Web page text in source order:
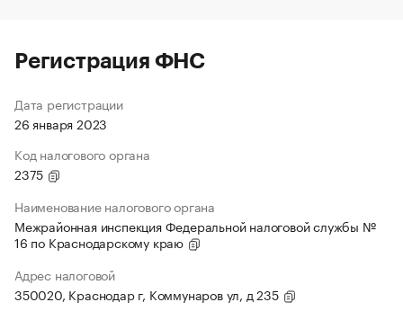
Регистрация ФНС
Дата регистрации
26 января 2023
Код налогового органа
2375
Наименование налогового органа
Межрайонная инспекция Федеральной налоговой службы №
16 по Краснодарскому краю
Адрес налоговой
350020, Краснодар г, Коммунаров ул, д 235